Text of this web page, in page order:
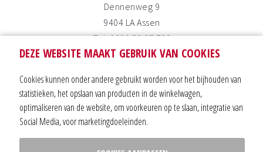
Dennenweg 9
9404 LA Assen
Tel: 0800 53 67 732
Trageldijk 13
7741 KN Coevorden
Tel: 0591 63 30 88
DEZE WEBSITE MAAKT GEBRUIK VAN COOKIES
Cookies kunnen onder andere gebruikt worden voor het bijhouden van
statistieken, het opslaan van producten in de winkelwagen,
optimaliseren van de website, om voorkeuren op te slaan, integratie van
Social Media, voor marketingdoeleinden.